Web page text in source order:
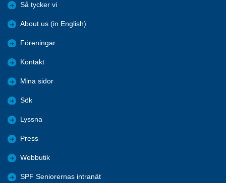
Så tycker vi
About us (in English)
Föreningar
Kontakt
Mina sidor
Sök
Lyssna
Press
Webbutik
SPF Seniorernas intranät